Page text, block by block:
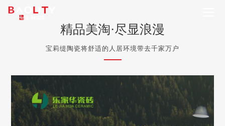
精品美淘·尽显浪漫
宝莉缇陶瓷将舒适的人居环境带去千家万户